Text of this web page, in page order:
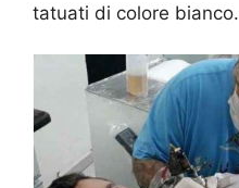
tatuati di colore bianco.